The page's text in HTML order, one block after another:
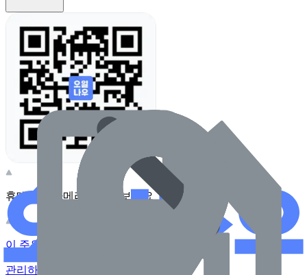
휴대전화 카메라로 찍어보세요
이 주유소의 사장님이신가요?
관리하기